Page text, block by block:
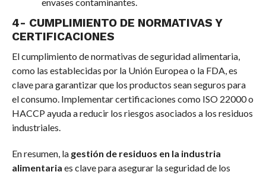
4- CUMPLIMIENTO DE NORMATIVAS Y
CERTIFICACIONES
El cumplimiento de normativas de seguridad alimentaria,
como las establecidas por la Unión Europea o la FDA, es
clave para garantizar que los productos sean seguros para
el consumo. Implementar certificaciones como ISO 22000 o
HACCP ayuda a reducir los riesgos asociados a los residuos
industriales.
En resumen, la gestión de residuos en la industria
alimentaria es clave para asegurar la seguridad de los